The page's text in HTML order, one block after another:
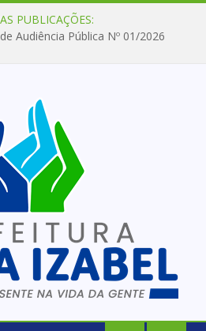
PUBLICAÇÕES:
Audiência Pública Nº 01/2026